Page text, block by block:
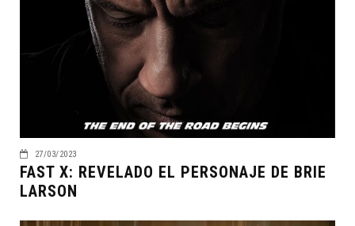
27/03/2023
FAST X: REVELADO EL PERSONAJE DE BRIE
LARSON